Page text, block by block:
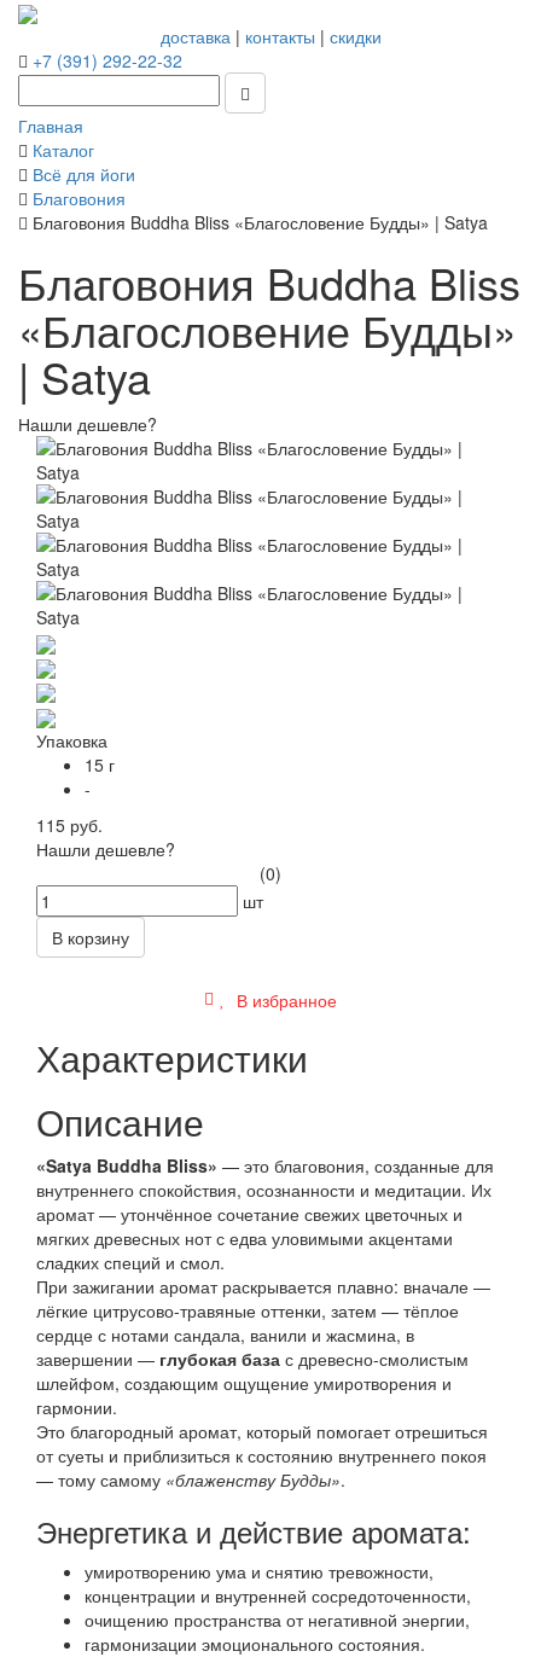
доставка| контакты | скидки
+7 (391) 292-22-32
Главная
Каталог
Всё для йоги
Благовония
Благовония Buddha Bliss «Благословение Будды» | Satya
Благовония Buddha Bliss
«Благословение Будды»
| Satya
Нашли дешевле?
Упаковка
15 г
-
115 руб.
Нашли дешевле?
(0)
шт
В корзину
В избранное
Характеристики
Описание
«Satya Buddha Bliss» — это благовония, созданные для
внутреннего спокойствия, осознанности и медитации. Их
аромат — утончённое сочетание свежих цветочных и
мягких древесных нот с едва уловимыми акцентами
сладких специй и смол.
При зажигании аромат раскрывается плавно: вначале —
лёгкие цитрусово-травяные оттенки, затем — тёплое
сердце с нотами сандала, ванили и жасмина, в
завершении — глубокая база с древесно-смолистым
шлейфом, создающим ощущение умиротворения и
гармонии.
Это благородный аромат, который помогает отрешиться
от суеты и приблизиться к состоянию внутреннего покоя
— тому самому «блаженству Будды».
Энергетика и действие аромата:
умиротворению ума и снятию тревожности,
концентрации и внутренней сосредоточенности,
очищению пространства от негативной энергии,
гармонизации эмоционального состояния.